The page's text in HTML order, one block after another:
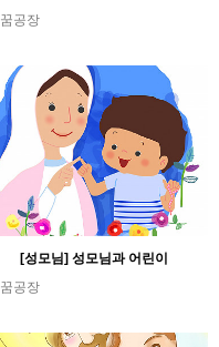
꿈공장
[성모님] 성모님과 어린이
꿈공장